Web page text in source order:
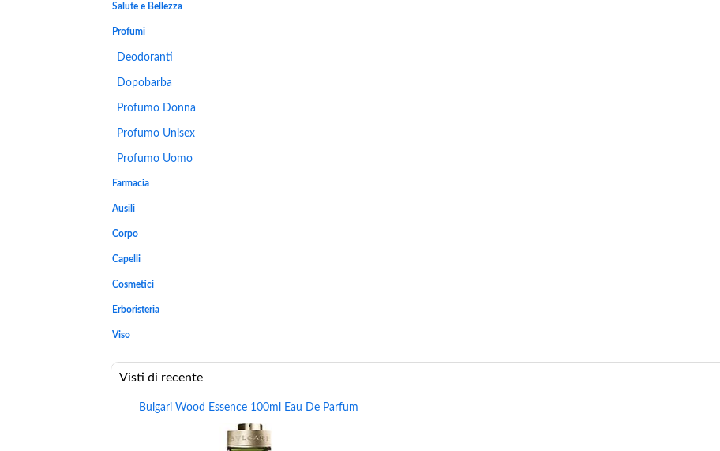
Salute e Bellezza
Profumi
Deodoranti
Dopobarba
Profumo Donna
Profumo Unisex
Profumo Uomo
Farmacia
Ausili
Corpo
Capelli
Cosmetici
Erboristeria
Viso
Visti di recente
Bulgari Wood Essence 100ml Eau De Parfum